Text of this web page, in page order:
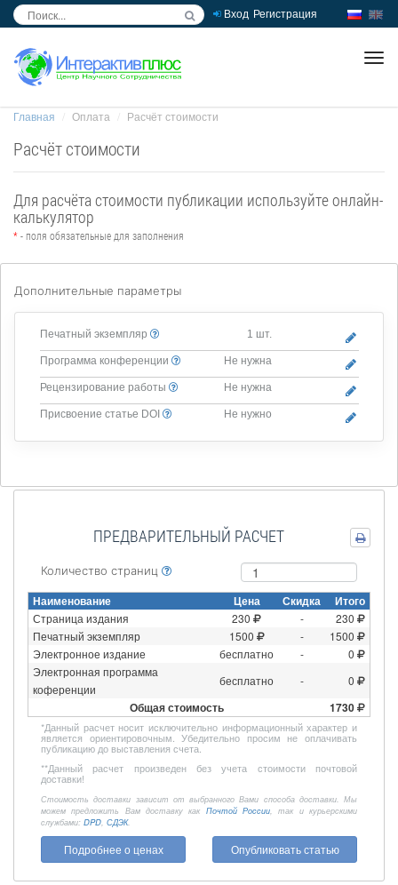
Вход Регистрация
Главная Оплата Расчёт стоимости
Расчёт стоимости
Для расчёта стоимости публикации используйте онлайн-
калькулятор
* - поля обязательные для заполнения
Дополнительные параметры
Печатный экземпляр 1 шт.
Программа конференции Не нужна
Рецензирование работы Не нужна
Присвоение статье DOI Не нужно
ПРЕДВАРИТЕЛЬНЫЙ РАСЧЕТ
Количество страниц
Наименование Цена Скидка Итого
Страница издания 230 -
230
Печатный экземпляр
1500 -
1500
Электронное издание
бесплатно -
0
Электронная программа
коференции
бесплатно - 0
Общая стоимость 1730
*Данный расчет носит исключительно информационный характер и
является ориентировочным. Убедительно просим не оплачивать
публикацию до выставления счета.
**Данный расчет произведен без учета стоимости почтовой
доставки!
Стоимость доставки зависит от выбранного Вами способа доставки. Мы
можем предложить Вам доставку как Почтой России, так и курьерскими
службами: DPD, СДЭК.
Подробнее о ценах Опубликовать статью